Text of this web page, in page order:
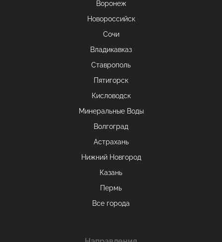
Воронеж
Новороссийск
Сочи
Владикавказ
Ставрополь
Пятигорск
Кисловодск
Минеральные Воды
Волгоград
Астрахань
Нижний Новгород
Казань
Пермь
Все города